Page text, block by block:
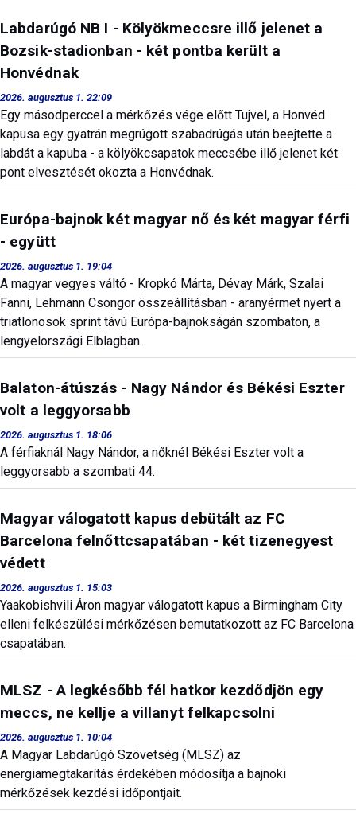
Labdarúgó NB I - Kölyökmeccsre illő jelenet a
Bozsik-stadionban - két pontba került a
Honvédnak
2026. augusztus 1. 22:09
Egy másodperccel a mérkőzés vége előtt Tujvel, a Honvéd
kapusa egy gyatrán megrúgott szabadrúgás után beejtette a
labdát a kapuba - a kölyökcsapatok meccsébe illő jelenet két
pont elvesztését okozta a Honvédnak.
Európa-bajnok két magyar nő és két magyar férfi
- együtt
2026. augusztus 1. 19:04
A magyar vegyes váltó - Kropkó Márta, Dévay Márk, Szalai
Fanni, Lehmann Csongor összeállításban - aranyérmet nyert a
triatlonosok sprint távú Európa-bajnokságán szombaton, a
lengyelországi Elblagban.
Balaton-átúszás - Nagy Nándor és Békési Eszter
volt a leggyorsabb
2026. augusztus 1. 18:06
A férfiaknál Nagy Nándor, a nőknél Békési Eszter volt a
leggyorsabb a szombati 44.
Magyar válogatott kapus debütált az FC
Barcelona felnőttcsapatában - két tizenegyest
védett
2026. augusztus 1. 15:03
Yaakobishvili Áron magyar válogatott kapus a Birmingham City
elleni felkészülési mérkőzésen bemutatkozott az FC Barcelona
csapatában.
MLSZ - A legkésőbb fél hatkor kezdődjön egy
meccs, ne kellje a villanyt felkapcsolni
2026. augusztus 1. 10:04
A Magyar Labdarúgó Szövetség (MLSZ) az
energiamegtakarítás érdekében módosítja a bajnoki
mérkőzések kezdési időpontjait.